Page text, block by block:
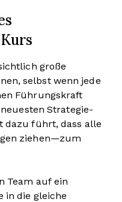
große
selbst wenn jede
Führungskraft
Strategie-
dazu führt, dass alle
ziehen—zum
Team auf ein
in die gleiche